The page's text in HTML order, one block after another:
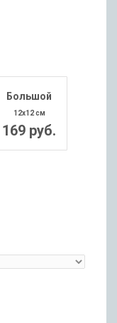
Большой
12x12 см
169 руб.